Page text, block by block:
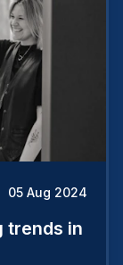
05 Aug 2024
trends in